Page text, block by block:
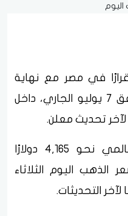
في مصر مع نهاية
تعاملات اليوم الثلاثاء الموافق 7 يوليو الجاري، داخل
لآخر تحديث معلن.
كما سجل سعر الذهب العالمي نحو 4,165 دولارًا
الذهب اليوم الثلاثاء